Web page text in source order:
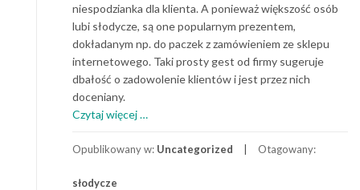
niespodzianka dla klienta. A ponieważ większość osób
lubi słodycze, są one popularnym prezentem,
dokładanym np. do paczek z zamówieniem ze sklepu
internetowego. Taki prosty gest od firmy sugeruje
dbałość o zadowolenie klientów i jest przez nich
doceniany.
Czytaj więcej
reklamowe
…
Opublikowany w: Uncategorized Otagowany:
słodycze